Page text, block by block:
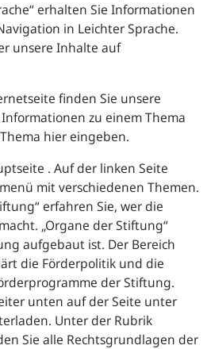
erhalten Sie Informationen
in Leichter Sprache.
unsere Inhalte auf
finden Sie unsere
zu einem Thema
hier eingeben.
. Auf der linken Seite
mit verschiedenen Themen.
erfahren Sie, wer die
„Organe der Stiftung“
aufgebaut ist. Der Bereich
die Förderpolitik und die
der Stiftung.
unten auf der Seite unter
Unter der Rubrik
Sie alle Rechtsgrundlagen der